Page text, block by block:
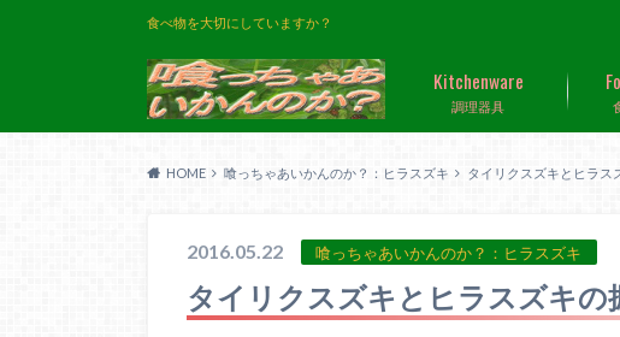
食べ物を大切にしていますか？
調理器具
Kitchenware
HOME 喰っちゃあいかんのか？：ヒラスズキ タイリクスズキとヒラス
2016.05.22 喰っちゃあいかんのか？：ヒラスズキ
タイリクスズキとヒラスズキの